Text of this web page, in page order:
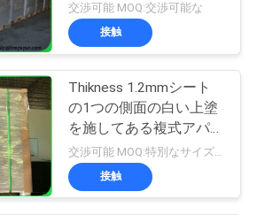
カバーのための450gsm
交渉可能 MOQ:交渉可能な
接触
Thikness 1.2mmシート
の1つの側面の白い上塗
を施してある複式アパー
トの見返し
交渉可能 MOQ:特別なサイズの共通のサイズ及び10トンのための1トン
接触